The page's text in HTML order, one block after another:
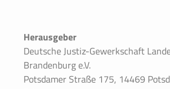
Herausgeber
Deutsche Justiz-Gewerkschaft
Brandenburg e.V.
Potsdamer Straße 175, 14469